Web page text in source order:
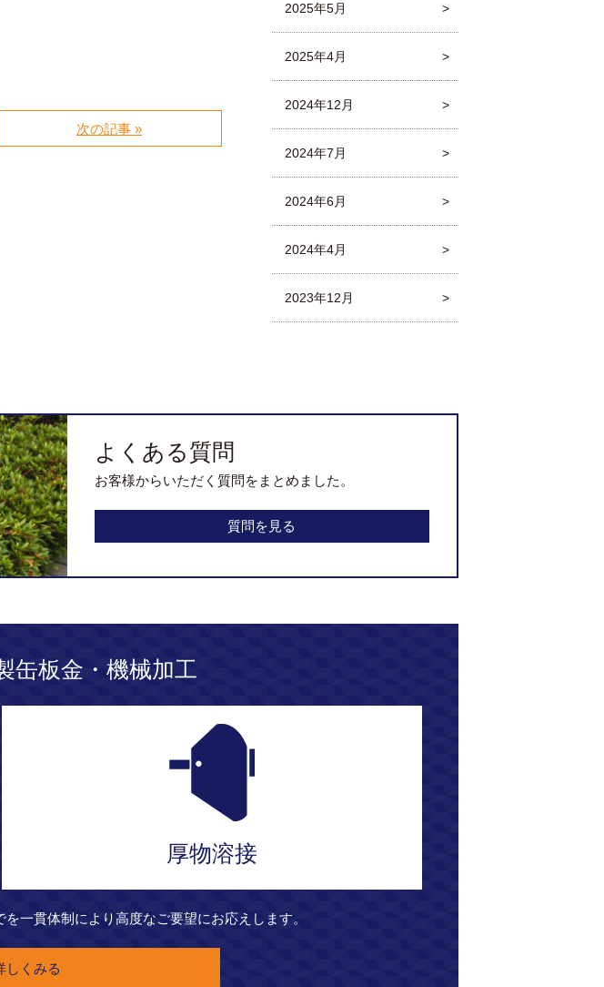
次の記事 »
2025年5月
2025年4月
2024年12月
2024年7月
2024年6月
2024年4月
2023年12月
よくある質問
お客様からいただく質問をまとめました。
質問を見る
缶板金・機械加工
厚物溶接
一貫体制により高度なご要望にお応えします。
しくみる